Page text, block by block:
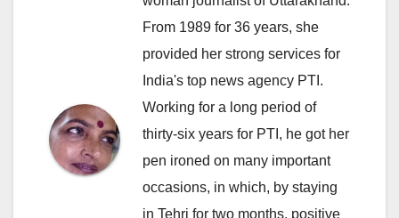
From 1989 for 36 years, she
provided her strong services for
India's top news agency PTI.
Working for a long period of
thirty-six years for PTI, he got her
pen ironed on many important
occasions, in which, by staying
in Tehri for two months, positive